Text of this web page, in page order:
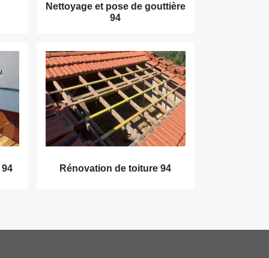
Nettoyage et pose de gouttière
94
Rénovation de toiture 94